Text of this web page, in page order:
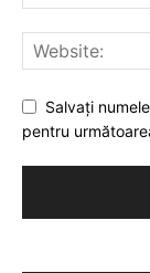
Salvaţi
pentru